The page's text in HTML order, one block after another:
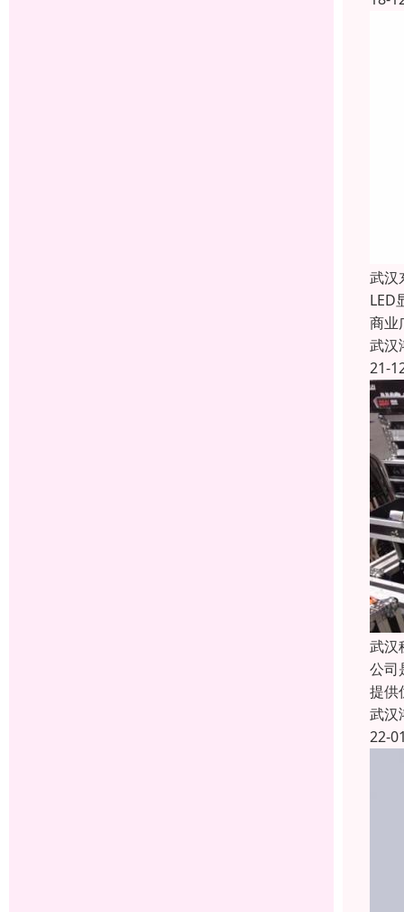
武汉
LED
商业
武汉
21-
武汉
公司
提供
武汉
22-